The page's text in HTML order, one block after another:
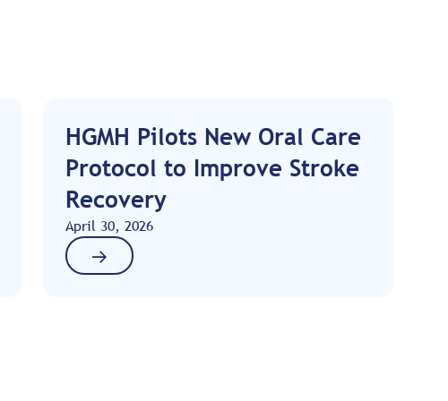
HGMH Pilots New Oral Care
Protocol to Improve Stroke
Recovery
April 30, 2026